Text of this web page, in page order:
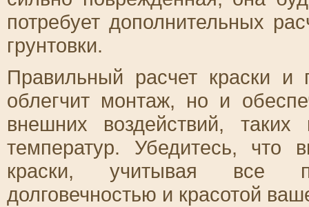
потребует дополнительных
грунтовки.
Правильный расчет краски и
облегчит монтаж, но и
внешних воздействий,
температур. Убедитесь, что
краски, учитывая все
долговечностью и красотой